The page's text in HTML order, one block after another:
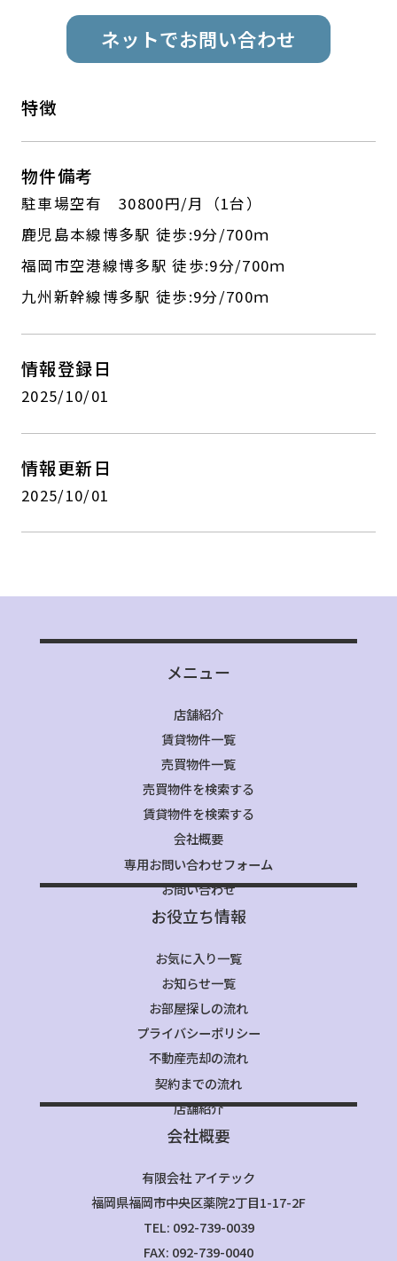
ネットでお問い合わせ
特徴
物件備考
駐車場空有 30800円/月（1台）
鹿児島本線博多駅 徒歩:9分/700ｍ
福岡市空港線博多駅 徒歩:9分/700ｍ
九州新幹線博多駅 徒歩:9分/700ｍ
情報登録日
2025/10/01
情報更新日
2025/10/01
メニュー
店舗紹介
賃貸物件一覧
売買物件一覧
売買物件を検索する
賃貸物件を検索する
会社概要
専用お問い合わせフォーム
お問い合わせ
お役立ち情報
お気に入り一覧
お知らせ一覧
お部屋探しの流れ
プライバシーポリシー
不動産売却の流れ
契約までの流れ
店舗紹介
会社概要
有限会社 アイテック
福岡県福岡市中央区薬院2丁目1-17-2F
TEL: 092-739-0039
FAX: 092-739-0040